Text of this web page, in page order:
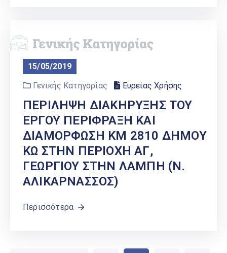
15/05/2019
Γενικής Κατηγορίας
Ευρείας Χρήσης
ΠΕΡΙΛΗΨΗ ΔΙΑΚΗΡΥΞΗΣ ΤΟΥ
ΕΡΓΟΥ ΠΕΡΙΦΡΑΞΗ ΚΑΙ
ΔΙΑΜΟΡΦΩΣΗ ΚΜ 2810 ΔΗΜΟΥ
ΚΩ ΣΤΗΝ ΠΕΡΙΟΧΗ ΑΓ,
ΓΕΩΡΓΙΟΥ ΣΤΗΝ ΛΑΜΠΗ (Ν.
ΑΛΙΚΑΡΝΑΣΣΟΣ)
Περισσότερα